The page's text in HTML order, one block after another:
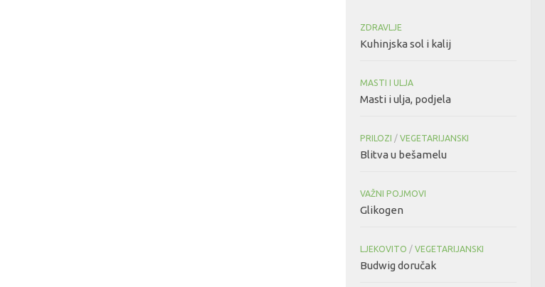
ZDRAVLJE
Kuhinjska sol i kalij
MASTI I ULJA
Masti i ulja, podjela
PRILOZI / VEGETARIJANSKI
Blitva u bešamelu
VAŽNI POJMOVI
Glikogen
LJEKOVITO / VEGETARIJANSKI
Budwig doručak